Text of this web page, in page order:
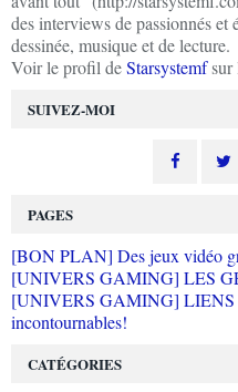
SUIVEZ-MOI
des interviews de passionnés et
dessinée, musique et de lecture.
Voir le profil deStarsystemfsur
PAGES
[BON PLAN] Des jeux vidéo
[UNIVERS GAMING] LES
[UNIVERS GAMING] LIENS
incontournables!
CATÉGORIES